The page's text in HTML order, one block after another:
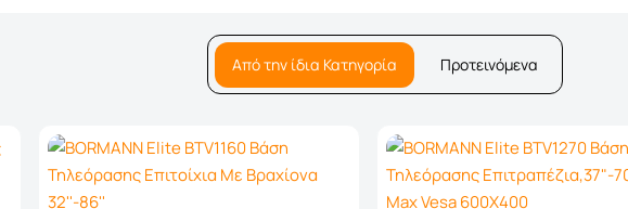
Από την ίδια Κατηγορία Προτεινόμενα